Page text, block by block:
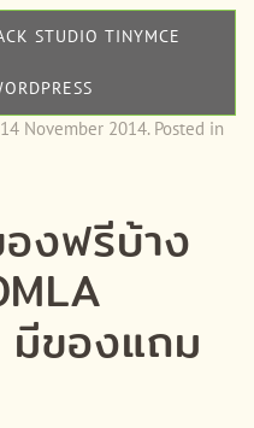
STUDIO TINYMCE
14 November 2014. Posted in
งฟรีบ้าง
มีของแถม